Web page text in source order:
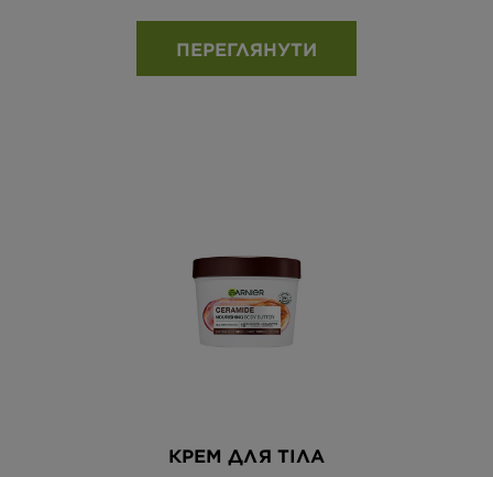
ПЕРЕГЛЯНУТИ
КРЕМ ДЛЯ ТІЛА